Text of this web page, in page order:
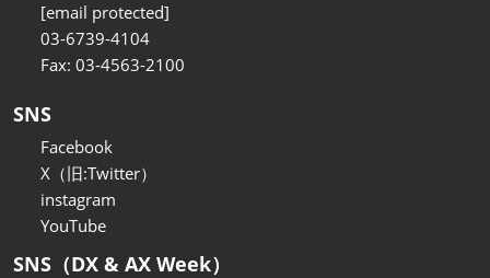
[email protected]
03-6739-4104
Fax: 03-4563-2100
SNS
Facebook
X（旧:Twitter）
instagram
YouTube
SNS（DX & AX Week）